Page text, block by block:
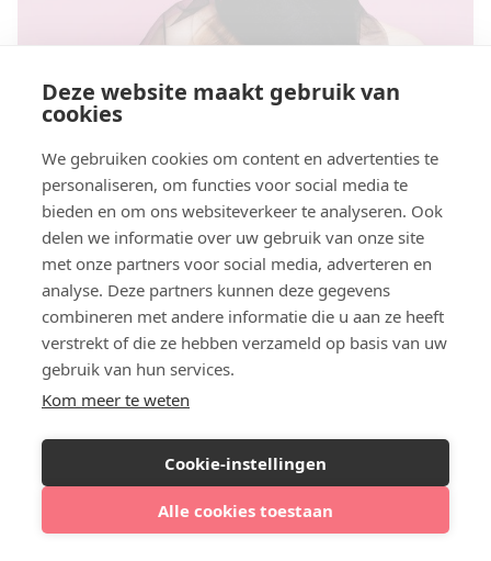
Deze website maakt gebruik van
cookies
We gebruiken cookies om content en advertenties te
personaliseren, om functies voor social media te
bieden en om ons websiteverkeer te analyseren. Ook
delen we informatie over uw gebruik van onze site
met onze partners voor social media, adverteren en
analyse. Deze partners kunnen deze gegevens
combineren met andere informatie die u aan ze heeft
verstrekt of die ze hebben verzameld op basis van uw
gebruik van hun services.
Kom meer te weten
Cookie-instellingen
Alle cookies toestaan
Bekijk klinieken bij jou in de buurt
Botox aanbieding
Meer lezen
Zoek, vergelijk en boek een injectable of filler
behandeling
Injectablesbooking.nl onderdeel van Halftien BV
info@injectablesbooking.nl
KVK: 81484879